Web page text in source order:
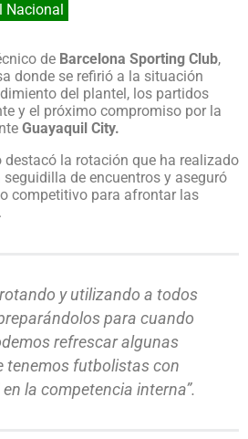
Nacional
de Barcelona Sporting Club,
donde se refirió a la situación
del plantel, los partidos
y el próximo compromiso por la
Guayaquil City.
destacó la rotación que ha realizado
de encuentros y aseguró
competitivo para afrontar las
y utilizando a todos
para cuando
refrescar algunas
tenemos futbolistas con
la competencia interna”.